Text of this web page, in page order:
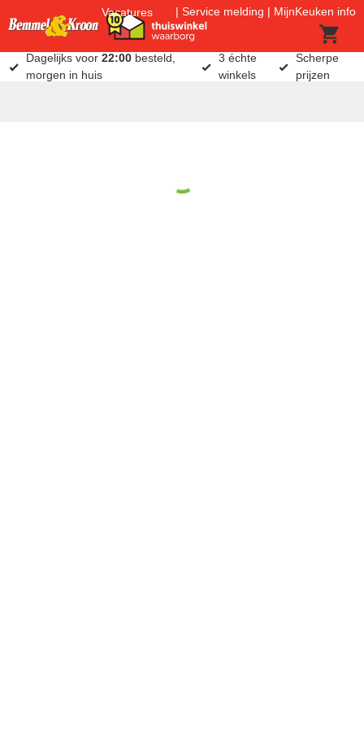
Vacatures Service melding MijnKeuken info
Dagelijks voor22:00 besteld,
morgen in huis
3 échte
winkels
Scherpe
prijzen